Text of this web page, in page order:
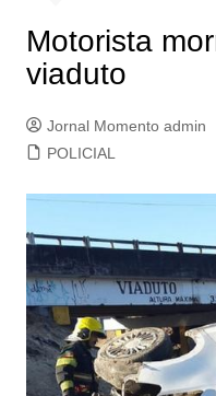
Motorista
viaduto
Jornal Momento admin
POLICIAL